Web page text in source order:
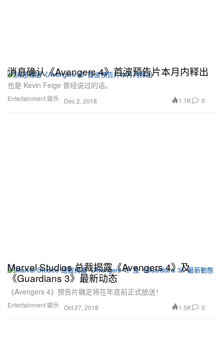
Entertainment 娱乐
消息确认《Avengers 4》首波预告片本月内释出
也是 Kevin Feige 曾经说过的话。
Dec 2, 2018 1.1K 0
Entertainment 娱乐
Marvel Studios 总裁揭露《Avengers 4》及
《Guardians 3》最新动态
《Avengers 4》预告片确定将在年底前正式放送！
Oct 27, 2018 1.5K 0